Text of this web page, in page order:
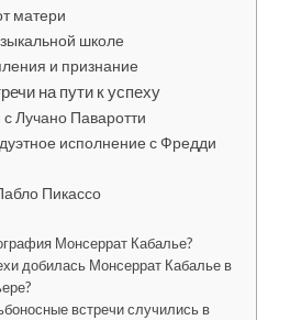
матери
школе
и признание
на пути к успеху
Лучано Паваротти
исполнение с Фредди
Пикассо
Монсеррат Кабалье?
добилась Монсеррат Кабалье в
встречи случились в